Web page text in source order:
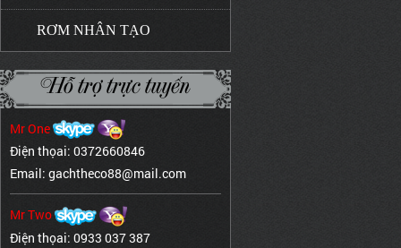
RƠM NHÂN TẠO
Hỗ trợ trực tuyến
Mr One
Điện thọai: 0372660846
Email: gachtheco88@mail.com
Mr Two
Điện thọai: 0933 037 387